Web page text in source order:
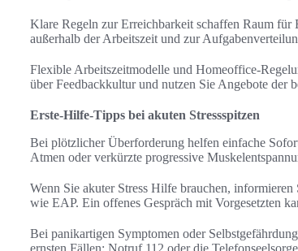
Klare Regeln zur Erreichbarkeit schaffen Raum für
außerhalb der Arbeitszeit und zur
Flexible Arbeitszeitmodelle und Homeoffice-
über Feedbackkultur und nutzen Sie Angebote der
Erste-Hilfe-Tipps bei akuten Stressspitzen
Bei plötzlicher Überforderung helfen einfache
Atmen oder verkürzte progressive
Wenn Sie akuter Stress Hilfe brauchen,
wie EAP. Ein offenes Gespräch mit Vorgesetzten
Bei panikartigen Symptomen oder
ernsten Fällen: Notruf 112 oder die